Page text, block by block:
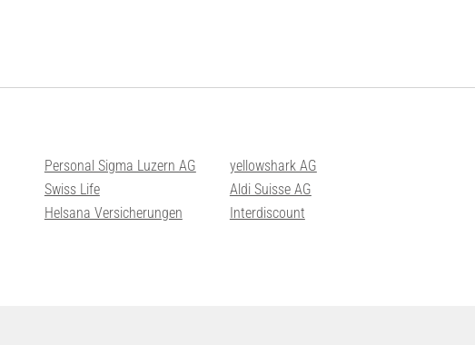
Personal Sigma Luzern AG
yellowshark AG
Swiss Life
Aldi Suisse AG
Helsana Versicherungen
Interdiscount